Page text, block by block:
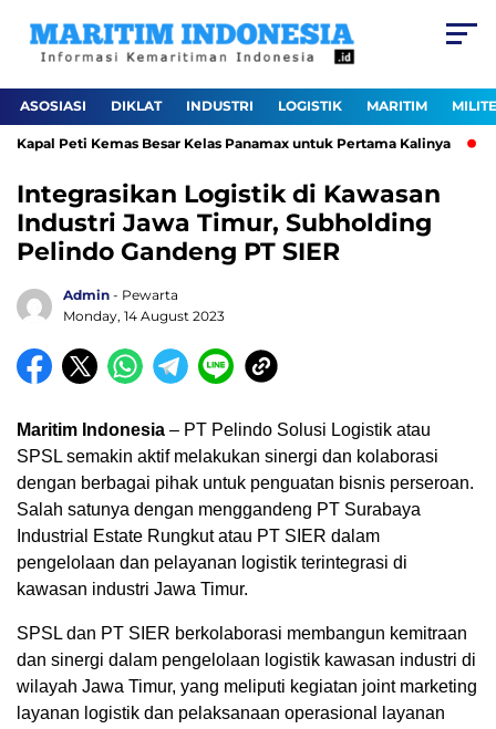
ASOSIASI DIKLAT INDUSTRI LOGISTIK MARITIM
Peti Kemas Besar Kelas Panamax untuk Pertama Kalinya
Integrasikan Logistik di Kawasan
Industri Jawa Timur, Subholding
Pelindo Gandeng PT SIER
Admin - Pewarta
Monday, 14 August 2023
Maritim Indonesia – PT Pelindo Solusi Logistik atau
SPSL semakin aktif melakukan sinergi dan kolaborasi
dengan berbagai pihak untuk penguatan bisnis perseroan.
Salah satunya dengan menggandeng PT Surabaya
Industrial Estate Rungkut atau PT SIER dalam
pengelolaan dan pelayanan logistik terintegrasi di
kawasan industri Jawa Timur.
SPSL dan PT SIER berkolaborasi membangun kemitraan
dan sinergi dalam pengelolaan logistik kawasan industri di
wilayah Jawa Timur, yang meliputi kegiatan joint marketing
layanan logistik dan pelaksanaan operasional layanan